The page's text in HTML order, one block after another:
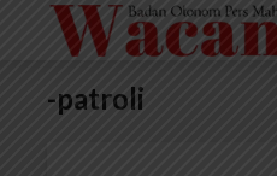
-patroli